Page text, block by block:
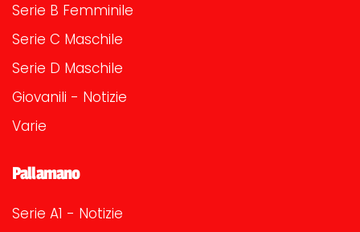
Serie B Femminile
Serie C Maschile
Serie D Maschile
Giovanili - Notizie
Varie
Pallamano
Serie A1 - Notizie